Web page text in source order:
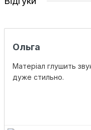
Ольга
Матеріал глушить
дуже стильно.